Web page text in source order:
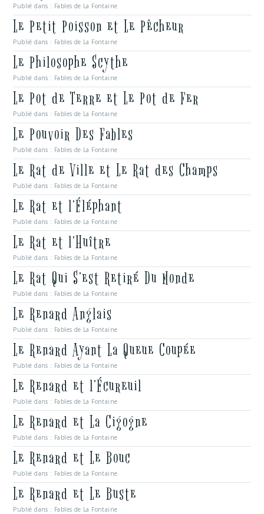
Publié dans : Fables de La Fontaine
Le Petit Poisson et Le Pêcheur
Publié dans : Fables de La Fontaine
Le Philosophe Scythe
Publié dans : Fables de La Fontaine
Le Pot de Terre et Le Pot de Fer
Publié dans : Fables de La Fontaine
Le Pouvoir Des Fables
Publié dans : Fables de La Fontaine
Le Rat de Ville et Le Rat des Champs
Publié dans : Fables de La Fontaine
Le Rat et l’Éléphant
Publié dans : Fables de La Fontaine
Le Rat et l’Huître
Publié dans : Fables de La Fontaine
Le Rat Qui S’est Retiré Du Monde
Publié dans : Fables de La Fontaine
Le Renard Anglais
Publié dans : Fables de La Fontaine
Le Renard Ayant La Queue Coupée
Publié dans : Fables de La Fontaine
Le Renard et l’Écureuil
Publié dans : Fables de La Fontaine
Le Renard et La Cigogne
Publié dans : Fables de La Fontaine
Le Renard et Le Bouc
Publié dans : Fables de La Fontaine
Le Renard et Le Buste
Publié dans : Fables de La Fontaine